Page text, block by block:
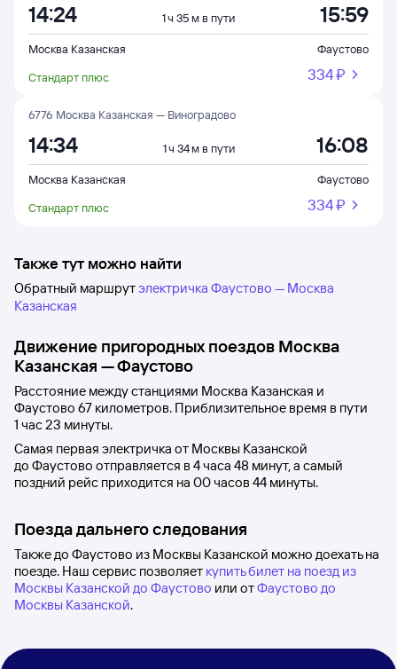
14:24 1 ч 35 м в пути 15:59
Москва Казанская
Фаустово
Стандарт плюс
334 ⁠₽
6776 Москва Казанская — Виноградово
14:34 1 ч 34 м в пути 16:08
Москва Казанская
Фаустово
Стандарт плюс
334 ⁠₽
Также тут можно найти
Обратный маршрутэлектричка Фаустово — Москва
Казанская
Движение пригородных поездов Москва
Казанская —Фаустово
Расстояние между станциями Москва Казанская и
Фаустово 67 километров. Приблизительное время в пути
1 час 23 минуты.
Самая первая электричка от Москвы Казанской
до Фаустово отправляется в 4часа 48 минут, а самый
поздний рейс приходится на 00часов 44 минуты.
Поезда дальнего следования
Также до Фаустово из Москвы Казанской можно доехать на
поезде. Наш сервис позволяет купить билет на поезд из
Москвы Казанской до Фаустово или отФаустово до
Москвы Казанской.